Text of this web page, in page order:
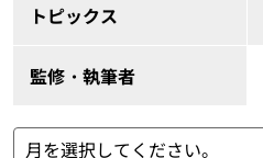
トピックス
監修・執筆者